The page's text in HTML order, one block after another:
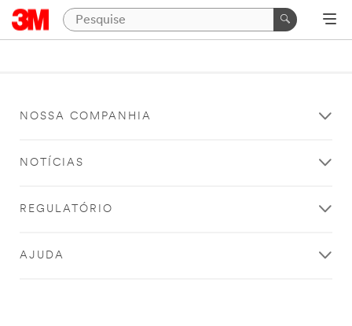
NOSSA COMPANHIA
NOTÍCIAS
REGULATÓRIO
AJUDA